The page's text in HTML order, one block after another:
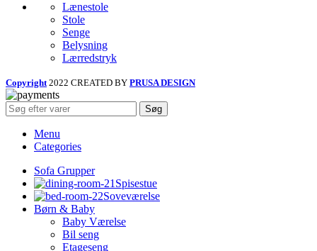
Lænestole
Stole
Senge
Belysning
Lærredstryk
Copyright 2022 CREATED BY PRUSA DESIGN
Søg
Menu
Categories
Sofa Grupper
Spisestue
Soveværelse
Børn & Baby
Baby Værelse
Bil seng
Etageseng